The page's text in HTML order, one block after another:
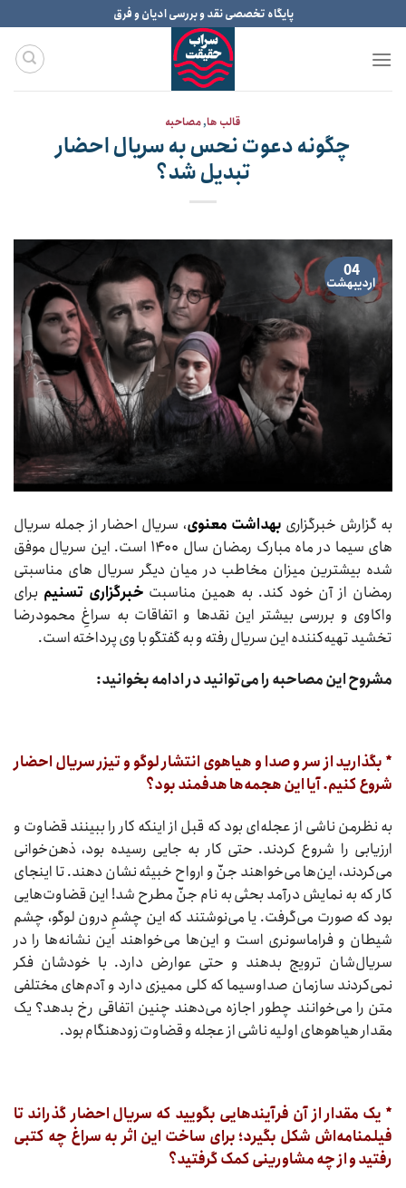
to
content
پایگاه تخصصی نقد و بررسی ادیان و فرق
قالب ها,مصاحبه
چگونه دعوت نحس به سریال احضار
تبدیل شد؟
04
اردیبهشت
به گزارش خبرگزاری بهداشت معنوی، سریال احضار از جمله سریال
های سیما در ماه مبارک رمضان سال ۱۴۰۰ است. این سریال موفق
شده بیشترین میزان مخاطب در میان دیگر سریال های مناسبتی
رمضان از آن خود کند. به همین مناسبت خبرگزاری تسنیم برای
واکاوی و بررسی بیشتر این نقدها و اتفاقات به سراغِ محمودرضا
تخشید تهیه‌کننده این سریال رفته و به گفتگو با وی پرداخته است.
مشروح این مصاحبه را می‌توانید در ادامه بخوانید:
* بگذارید از سر و صدا و هیاهوی انتشار لوگو و تیزر سریال احضار
شروع کنیم. آیا این هجمه‌ها هدفمند بود؟
به نظرمن ناشی از عجله‌ای بود که قبل از اینکه کار را ببینند قضاوت و
ارزیابی را شروع کردند. حتی کار به جایی رسیده بود، ذهن‌خوانی
می‌کردند، این‌ها می‌خواهند جنّ و ارواح خبیثه نشان دهند. تا اینجای
کار که به نمایش درآمد بحثی به نام جنّ مطرح شد! این قضاوت‌هایی
بود که صورت می‌گرفت. یا می‌نوشتند که این چشمِ درون لوگو، چشم
شیطان و فراماسونری است و این‌ها می‌خواهند این نشانه‌ها را در
سریال‌شان ترویج بدهند و حتی عوارض دارد. با خودشان فکر
نمی‌کردند سازمان صداوسیما که کلی ممیزی دارد و آدم‌های مختلفی
متن را می‌خوانند چطور اجازه می‌دهند چنین اتفاقی رخ بدهد؟ یک
مقدار هیاهوهای اولیه ناشی از عجله و قضاوت زودهنگام بود.
* یک مقدار از آن فرآیندهایی بگویید که سریال احضار گذراند تا
فیلمنامه‌اش شکل بگیرد؛ برای ساخت این اثر به سراغ چه کتبی
رفتید و از چه مشاورینی کمک گرفتید؟